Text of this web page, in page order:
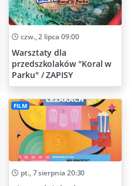
czw., 2 lipca 09:00
Warsztaty dla
przedszkolaków "Koral w
Parku" / ZAPISY
FILM
pt., 7 sierpnia 20:30